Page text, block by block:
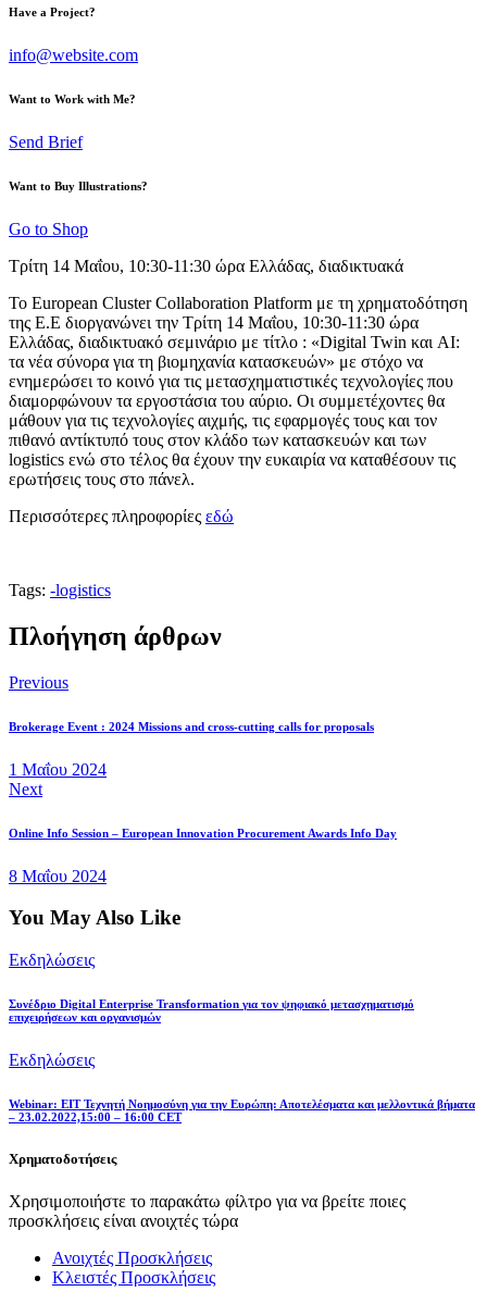
Have a Project?
info@website.com
Want to Work with Me?
Send Brief
Want to Buy Illustrations?
Go to Shop
Τρίτη 14 Μαΐου, 10:30-11:30 ώρα Ελλάδας, διαδικτυακά
Το European Cluster Collaboration Platform με τη χρηματοδότηση
της Ε.Ε διοργανώνει την Τρίτη 14 Μαΐου, 10:30-11:30 ώρα
Ελλάδας, διαδικτυακό σεμινάριο με τίτλο : «Digital Twin και AI:
τα νέα σύνορα για τη βιομηχανία κατασκευών» με στόχο να
ενημερώσει το κοινό για τις μετασχηματιστικές τεχνολογίες που
διαμορφώνουν τα εργοστάσια του αύριο. Οι συμμετέχοντες θα
μάθουν για τις τεχνολογίες αιχμής, τις εφαρμογές τους και τον
πιθανό αντίκτυπό τους στον κλάδο των κατασκευών και των
logistics ενώ στο τέλος θα έχουν την ευκαιρία να καταθέσουν τις
ερωτήσεις τους στο πάνελ.
Περισσότερες πληροφορίες εδώ
Tags: -logistics
Πλοήγηση άρθρων
Previous
Brokerage Event : 2024 Missions and cross-cutting calls for proposals
1 Μαΐου 2024
Next
Online Info Session – European Innovation Procurement Awards Info Day
8 Μαΐου 2024
You May Also Like
Εκδηλώσεις
Συνέδριο Digital Enterprise Transformation για τον ψηφιακό μετασχηματισμό
επιχειρήσεων και οργανισμών
Εκδηλώσεις
Webinar: EIT Τεχνητή Νοημοσύνη για την Ευρώπη: Αποτελέσματα και μελλοντικά βήματα
– 23.02.2022,15:00 – 16:00 CET
Χρηματοδοτήσεις
Χρησιμοποιήστε το παρακάτω φίλτρο για να βρείτε ποιες
προσκλήσεις είναι ανοιχτές τώρα
Ανοιχτές Προσκλήσεις
Κλειστές Προσκλήσεις